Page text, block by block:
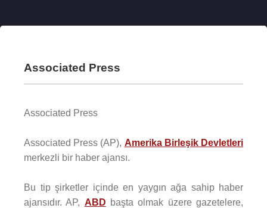
Associated Press
Associated Press
Associated Press (AP), Amerika Birleşik Devletleri
merkezli bir haber ajansı.
Bu tip şirketler içinde en yaygın ağa sahip haber
ajansıdır. AP, ABD başta olmak üzere gazetelere,